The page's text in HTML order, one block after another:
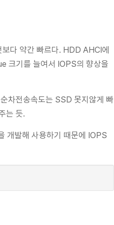
다 약간 빠르다. HDD AHCI에
크기를 늘여서 IOPS의 향상을
차전송속도는 SSD 못지않게 빠
는 듯.
개발해 사용하기 때문에 IOPS